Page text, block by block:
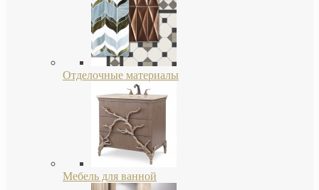
Отделочные материалы
Мебель для ванной